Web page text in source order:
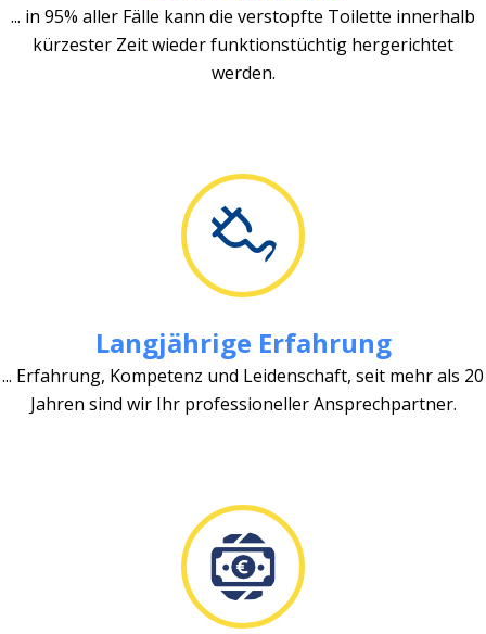
... in 95% aller Fälle kann die verstopfte Toilette innerhalb
kürzester Zeit wieder funktionstüchtig hergerichtet
werden.
Langjährige Erfahrung
... Erfahrung, Kompetenz und Leidenschaft, seit mehr als 20
Jahren sind wir Ihr professioneller Ansprechpartner.